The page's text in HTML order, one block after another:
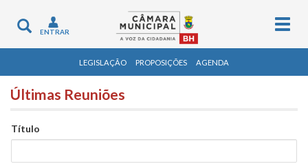
Toggle
navigation
ENTRAR
LEGISLAÇÃO PROPOSIÇÕES AGENDA
Últimas Reuniões
Título